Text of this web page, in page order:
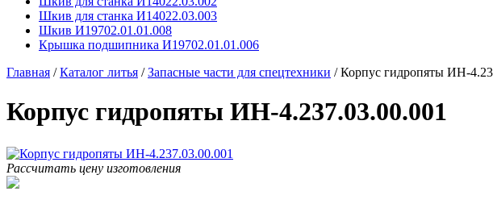
Шкив для станка И14022.03.003
Шкив И19702.01.01.008
Крышка подшипника И19702.01.01.006
Главная /Каталог литья /Запасные части для спецтехники /Корпус гидропяты ИН-
Корпус гидропяты ИН-4.237.03.00.001
Рассчитать цену изготовления